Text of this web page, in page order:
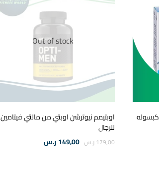
Out of stock
اوبتيمم نيوترشن اوبتي من مالتي فيتامين
للرجال
179,00ر.س 149,00ر.س